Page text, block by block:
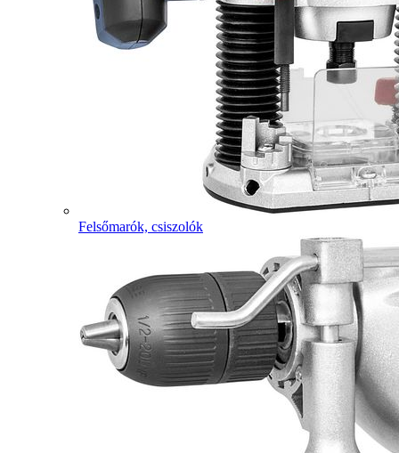
Felsőmarók, csiszolók